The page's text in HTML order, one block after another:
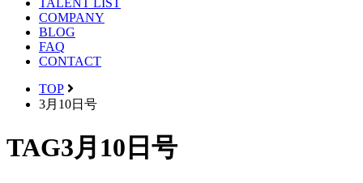
TALENT LIST
COMPANY
BLOG
FAQ
CONTACT
TOP
3月10日号
TAG3月10日号